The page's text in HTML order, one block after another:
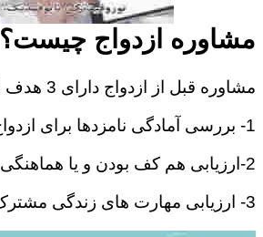
مشاوره ازدواج چیست؟
مشاوره قبل از ازدواج دارای 3 هدف اساسی است:
1- بررسی آمادگی نامزدها برای ازدواج
2-ارزیابی هم کف بودن و یا هماهنگی و همسانی نامزدها
3- ارزیابی مهارت های زندگی مشترک نامزدها